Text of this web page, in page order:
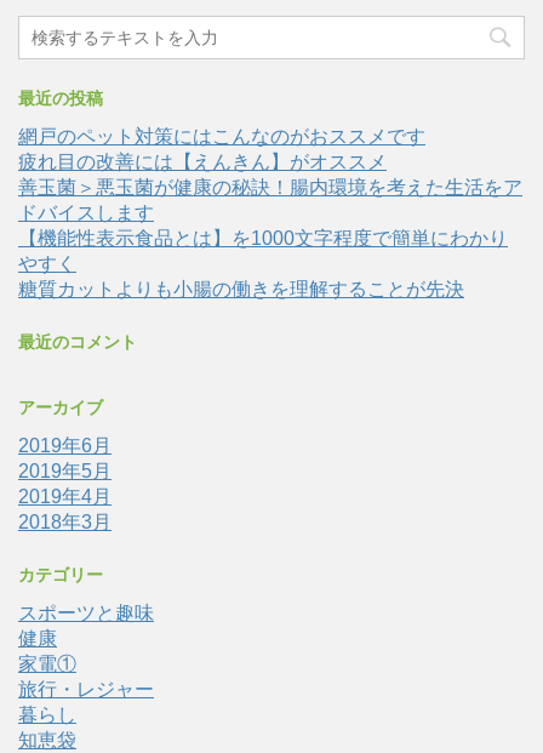
最近の投稿
網戸のペット対策にはこんなのがおススメです
疲れ目の改善には【えんきん】がオススメ
善玉菌＞悪玉菌が健康の秘訣！腸内環境を考えた生活をア
ドバイスします
【機能性表示食品とは】を1000文字程度で簡単にわかり
やすく
糖質カットよりも小腸の働きを理解することが先決
最近のコメント
アーカイブ
2019年6月
2019年5月
2019年4月
2018年3月
カテゴリー
スポーツと趣味
健康
家電①
旅行・レジャー
暮らし
知恵袋